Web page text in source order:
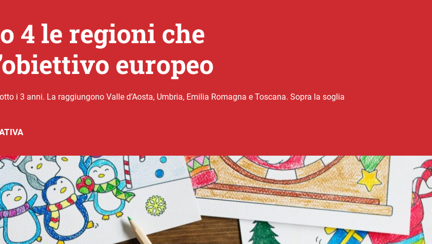
4 le regioni che
europeo
i 3 anni. La raggiungono Valle d’Aosta, Umbria, Emilia Romagna e Toscana. Sopra la soglia